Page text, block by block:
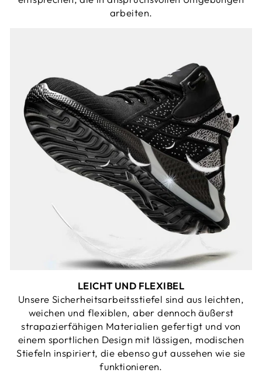
arbeiten.
LEICHT UND FLEXIBEL
Unsere Sicherheitsarbeitsstiefel sind aus leichten,
weichen und flexiblen, aber dennoch äußerst
strapazierfähigen Materialien gefertigt und von
einem sportlichen Design mit lässigen, modischen
Stiefeln inspiriert, die ebenso gut aussehen wie sie
funktionieren.